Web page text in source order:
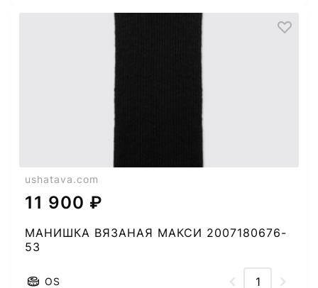
ushatava.com
11 900 ₽
МАНИШКА ВЯЗАНАЯ МАКСИ 2007180676-
53
OS